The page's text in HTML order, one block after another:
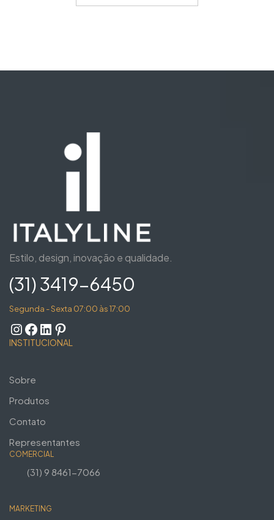
Estilo, design, inovação e qualidade.
(31) 3419-6450
Segunda - Sexta 07:00 às 17:00
INSTITUCIONAL
Sobre
Produtos
Contato
Representantes
COMERCIAL
(31) 9 8461-7066
MARKETING